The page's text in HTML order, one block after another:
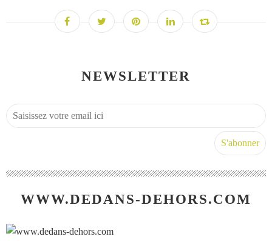
NEWSLETTER
WWW.DEDANS-DEHORS.COM